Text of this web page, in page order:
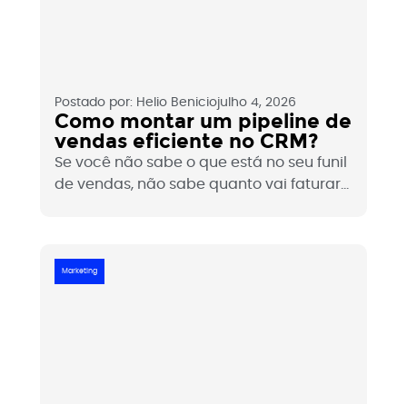
Postado por: Helio Beniciojulho 4, 2026
Como montar um pipeline de
vendas eficiente no CRM?
Se você não sabe o que está no seu funil
de vendas, não sabe quanto vai faturar
decisões. Veja como montar um pipeline
Marketing